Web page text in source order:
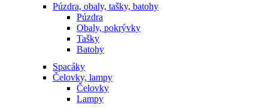
Púzdra, obaly, tašky, batohy
Púzdra
Obaly, pokrývky
Tašky
Batohy
Spacáky
Čelovky, lampy
Čelovky
Lampy